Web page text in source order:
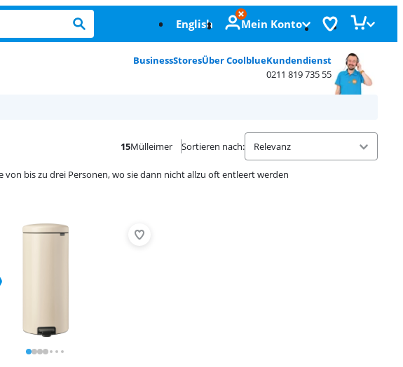
English Mein Konto
BusinessStoresÜber CoolblueKundendienst
0211 819 735 55
15Mülleimer Sortieren nach:
bis zu drei Personen, wo sie dann nicht allzu oft entleert werden